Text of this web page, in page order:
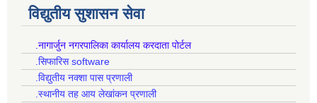
विद्युतीय सुशासन सेवा
.नागार्जुन नगरपालिका कार्यालय करदाता पोर्टल
.सिफारिस software
.विद्युतीय नक्शा पास प्रणाली
.स्थानीय तह आय लेखांकन प्रणाली